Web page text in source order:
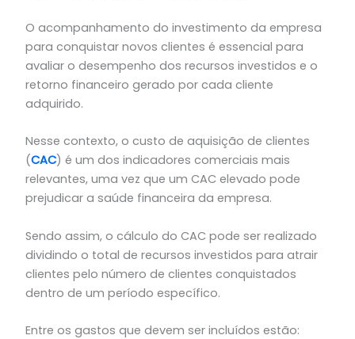
O acompanhamento do investimento da empresa
para conquistar novos clientes é essencial para
avaliar o desempenho dos recursos investidos e o
retorno financeiro gerado por cada cliente
adquirido.
Nesse contexto, o custo de aquisição de clientes
(CAC) é um dos indicadores comerciais mais
relevantes, uma vez que um CAC elevado pode
prejudicar a saúde financeira da empresa.
Sendo assim, o cálculo do CAC pode ser realizado
dividindo o total de recursos investidos para atrair
clientes pelo número de clientes conquistados
dentro de um período específico.
Entre os gastos que devem ser incluídos estão: